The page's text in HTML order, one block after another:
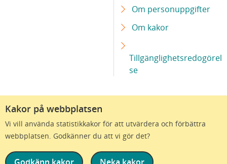
Kakor på webbplatsen
Vi vill använda statistikkakor för att utvärdera och förbättra
webbplatsen. Godkänner du att vi gör det?
Om personuppgifter
Om kakor
Tillgänglighetsredogörel
se